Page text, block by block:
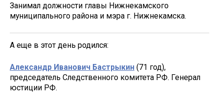
Занимал должности главы Нижнекамского
муниципального района и мэра г. Нижнекамска.
А еще в этот день родился:
Александр Иванович Бастрыкин (71 год),
председатель Следственного комитета РФ. Генерал
юстиции РФ.